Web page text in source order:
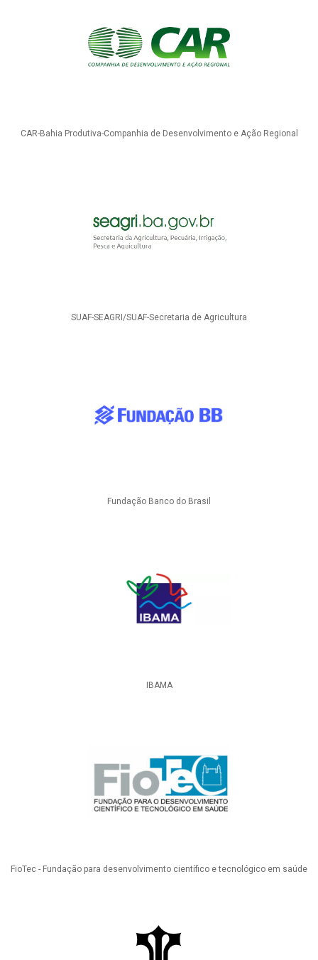
CAR-Bahia Produtiva-Companhia de Desenvolvimento e Ação Regional
SUAF-SEAGRI/SUAF-Secretaria de Agricultura
Fundação Banco do Brasil
IBAMA
FioTec - Fundação para desenvolvimento científico e tecnológico em saúde